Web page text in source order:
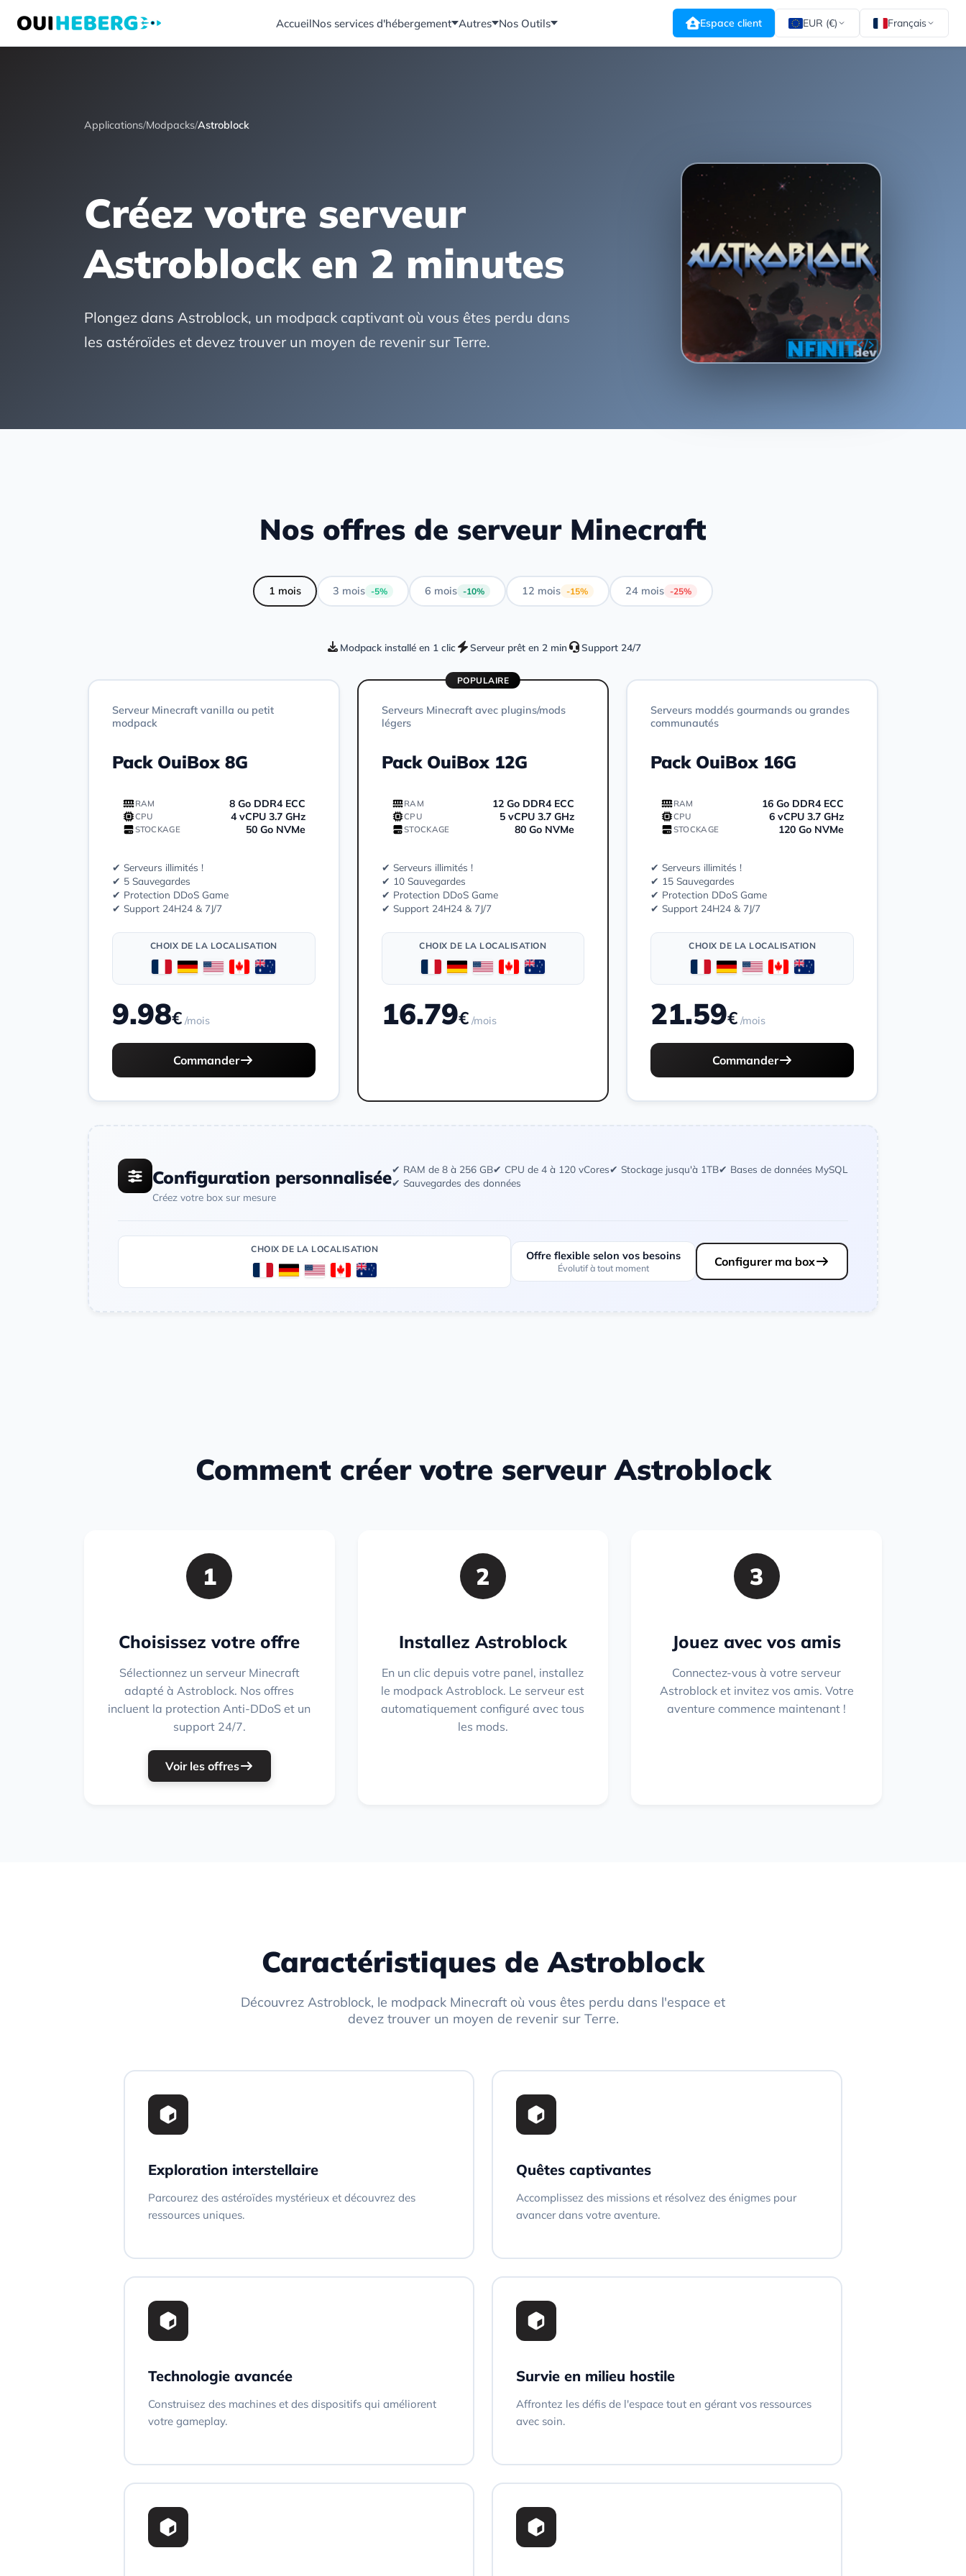
AccueilNos services d'hébergement Autres Nos Outils Espace client EUR (€) Français
Applications/Modpacks/Astroblock
Créez votre serveur
Astroblock en 2 minutes
Plongez dans Astroblock, un modpack captivant où vous êtes perdu dans
les astéroïdes et devez trouver un moyen de revenir sur Terre.
Nos offres de serveur Minecraft
1 mois 3 mois -5% 6 mois -10% 12 mois -15% 24 mois -25%
Modpack installé en 1 clic Serveur prêt en 2 min Support 24/7
Serveur Minecraft vanilla ou petit
modpack
Pack OuiBox 8G
RAM 8 Go DDR4 ECC
CPU 4 vCPU 3.7 GHz
STOCKAGE 50 Go NVMe
✔ Serveurs illimités !
✔ 5 Sauvegardes
✔ Protection DDoS Game
✔ Support 24H24 & 7J/7
CHOIX DE LA LOCALISATION
9.98€ /mois
Commander
POPULAIRE
Serveurs Minecraft avec plugins/mods
légers
Pack OuiBox 12G
RAM 12 Go DDR4 ECC
CPU 5 vCPU 3.7 GHz
STOCKAGE 80 Go NVMe
✔ Serveurs illimités !
✔ 10 Sauvegardes
✔ Protection DDoS Game
✔ Support 24H24 & 7J/7
CHOIX DE LA LOCALISATION
16.79€ /mois
Serveurs moddés gourmands ou grandes
communautés
Pack OuiBox 16G
RAM 16 Go DDR4 ECC
CPU 6 vCPU 3.7 GHz
STOCKAGE 120 Go NVMe
✔ Serveurs illimités !
✔ 15 Sauvegardes
✔ Protection DDoS Game
✔ Support 24H24 & 7J/7
CHOIX DE LA LOCALISATION
21.59€ /mois
Commander
Configuration personnalisée
Créez votre box sur mesure
✔ RAM de 8 à 256 GB✔ CPU de 4 à 120 vCores✔ Stockage jusqu'à 1TB✔ Bases de données MySQL
✔ Sauvegardes des données
CHOIX DE LA LOCALISATION
Offre flexible selon vos besoins
Évolutif à tout moment Configurer ma box
Comment créer votre serveur Astroblock
1
Choisissez votre offre
Sélectionnez un serveur Minecraft
adapté à Astroblock. Nos offres
incluent la protection Anti-DDoS et un
support 24/7.
Voir les offres
2
Installez Astroblock
En un clic depuis votre panel, installez
le modpack Astroblock. Le serveur est
automatiquement configuré avec tous
les mods.
3
Jouez avec vos amis
Connectez-vous à votre serveur
Astroblock et invitez vos amis. Votre
aventure commence maintenant !
Caractéristiques de Astroblock
Découvrez Astroblock, le modpack Minecraft où vous êtes perdu dans l'espace et
devez trouver un moyen de revenir sur Terre.
Exploration interstellaire
Parcourez des astéroïdes mystérieux et découvrez des
ressources uniques.
Quêtes captivantes
Accomplissez des missions et résolvez des énigmes pour
avancer dans votre aventure.
Technologie avancée
Construisez des machines et des dispositifs qui améliorent
votre gameplay.
Survie en milieu hostile
Affrontez les défis de l'espace tout en gérant vos ressources
avec soin.